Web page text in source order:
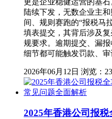
陆续下发，无数企业主
间、规则赛跑的“报税马
填表提交，其背后涉及
规要求。逾期提交、漏
细节都可能触发罚款、审
2026年06月12日 浏览：
2025年香港公司报